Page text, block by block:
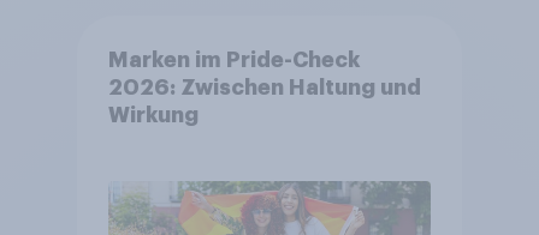
Marken im Pride-Check
2026: Zwischen Haltung und
Wirkung